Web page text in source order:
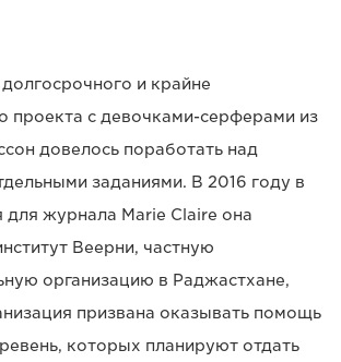
и крайне
проекта с девочками-серферами из
довелось поработать над
заданиями. В 2016 году в
для журнала Marie Claire она
Веерни, частную
организацию в Раджастхане,
призвана оказывать помощь
которых планируют отдать